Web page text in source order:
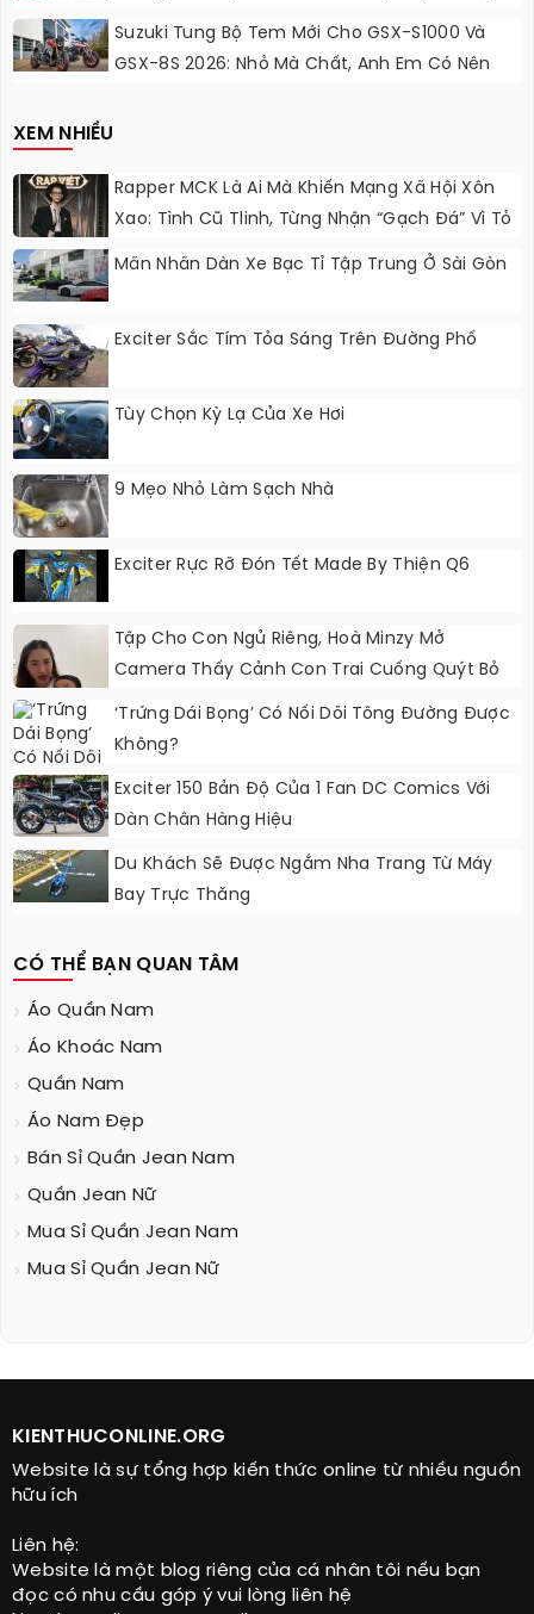
Suzuki Tung Bộ Tem Mới Cho GSX-S1000 Và
GSX-8S 2026: Nhỏ Mà Chất, Anh Em Có Nên
XEM NHIỀU
Rapper MCK Là Ai Mà Khiến Mạng Xã Hội Xôn
Xao: Tình Cũ Tlinh, Từng Nhận “gạch Đá” Vì Tỏ
Mãn Nhãn Dàn Xe Bạc Tỉ Tập Trung Ở Sài Gòn
Exciter Sắc Tím Tỏa Sáng Trên Đường Phố
Tùy Chọn Kỳ Lạ Của Xe Hơi
9 Mẹo Nhỏ Làm Sạch Nhà
Exciter Rực Rỡ Đón Tết Made By Thiện Q6
Tập Cho Con Ngủ Riêng, Hoà Minzy Mở
Camera Thấy Cảnh Con Trai Cuống Quýt Bỏ
‘Trứng Dái Bọng’ Có Nối Dõi Tông Đường Được
Không?
Exciter 150 Bản Độ Của 1 Fan DC Comics Với
Dàn Chân Hàng Hiệu
Du Khách Sẽ Được Ngắm Nha Trang Từ Máy
Bay Trực Thăng
CÓ THỂ BẠN QUAN TÂM
Áo Quần Nam
Áo Khoác Nam
Quần Nam
Áo Nam Đẹp
Bán Sỉ Quần Jean Nam
Quần Jean Nữ
Mua Sỉ Quần Jean Nam
Mua Sỉ Quần Jean Nữ
KIENTHUCONLINE.ORG
Website là sự tổng hợp kiến thức online từ nhiều nguồn
hữu ích
Liên hệ:
Website là một blog riêng của cá nhân tôi nếu bạn
đọc có nhu cầu góp ý vui lòng liên hệ